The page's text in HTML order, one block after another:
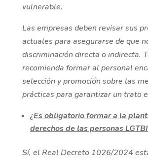
vulnerable.
Las empresas deben revisar sus
actuales para asegurarse de que
discriminación directa o indirecta.
recomienda formar al personal
selección y promoción sobre las
prácticas para garantizar un trato
¿Es obligatorio formar a la
derechos de las personas
Sí, el Real Decreto 1026/2024